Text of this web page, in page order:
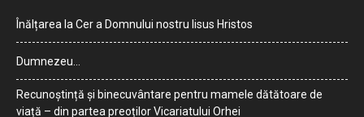
Înălțarea la Cer a Domnului nostru Iisus Hristos
Dumnezeu…
Recunoștință și binecuvântare pentru mamele dătătoare de
viață – din partea preoților Vicariatului Orhei